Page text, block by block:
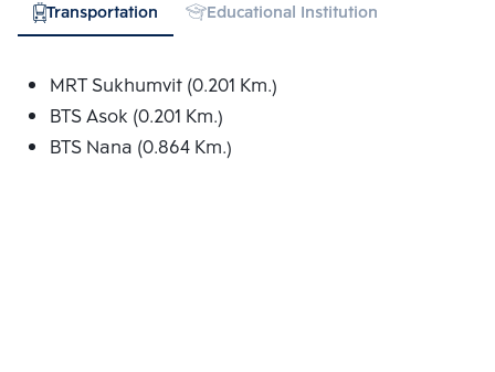
Transportation Educational Institution
MRT Sukhumvit (0.201 Km.)
BTS Asok (0.201 Km.)
BTS Nana (0.864 Km.)